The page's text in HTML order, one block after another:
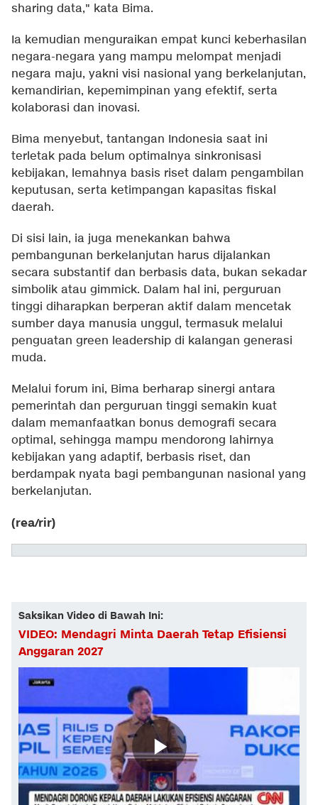
sharing data," kata Bima.
Ia kemudian menguraikan empat kunci keberhasilan
negara-negara yang mampu melompat menjadi
negara maju, yakni visi nasional yang berkelanjutan,
kemandirian, kepemimpinan yang efektif, serta
kolaborasi dan inovasi.
Bima menyebut, tantangan Indonesia saat ini
terletak pada belum optimalnya sinkronisasi
kebijakan, lemahnya basis riset dalam pengambilan
keputusan, serta ketimpangan kapasitas fiskal
daerah.
Di sisi lain, ia juga menekankan bahwa
pembangunan berkelanjutan harus dijalankan
secara substantif dan berbasis data, bukan sekadar
simbolik atau gimmick. Dalam hal ini, perguruan
tinggi diharapkan berperan aktif dalam mencetak
sumber daya manusia unggul, termasuk melalui
penguatan green leadership di kalangan generasi
muda.
Melalui forum ini, Bima berharap sinergi antara
pemerintah dan perguruan tinggi semakin kuat
dalam memanfaatkan bonus demografi secara
optimal, sehingga mampu mendorong lahirnya
kebijakan yang adaptif, berbasis riset, dan
berdampak nyata bagi pembangunan nasional yang
berkelanjutan.
(rea/rir)
Saksikan Video di Bawah Ini:
VIDEO: Mendagri Minta Daerah Tetap Efisiensi
Anggaran 2027